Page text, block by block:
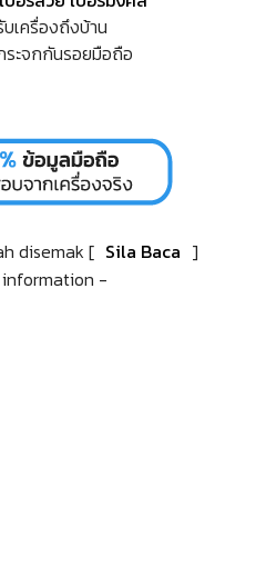
บเครื่องถึงบ้าน
ะจกกันรอยมือถือ
disemak [ Sila Baca ]
-